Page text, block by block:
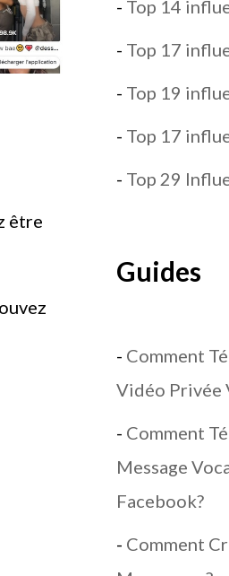
être
- Top 14
- Top 17
- Top 19
- Top 17
- Top 29
Guides
- Comment
Vidéo Privée
- Comment
Message
Facebook?
- Comment